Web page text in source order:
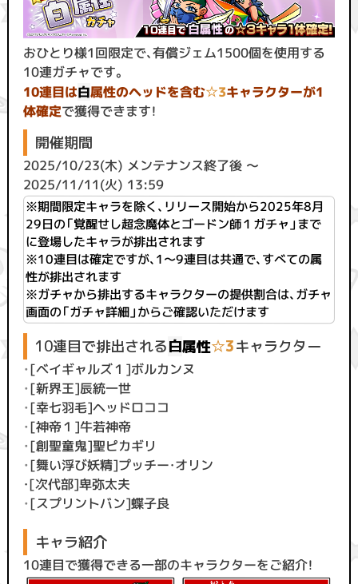
おひとり様1回限定で、有償ジェム1500個を使用する
10連ガチャです。
10連目は白属性のヘッドを含む☆3キャラクターが1
体確定で獲得できます！
開催期間
2025/10/23(木) メンテナンス終了後 ～
2025/11/11(火) 13:59
※期間限定キャラを除く、リリース開始から2025年8月
29日の「覚醒せし超念魔体とゴードン師１ガチャ」まで
に登場したキャラが排出されます
※10連目は確定ですが、1〜9連目は共通で、すべての属
性が排出されます
※ガチャから排出するキャラクターの提供割合は、ガチャ
画面の「ガチャ詳細」からご確認いただけます
10連目で排出される白属性☆3キャラクター
・[ベイギャルズ１]ボルカンヌ
・[新界王]辰統一世
・[幸七羽毛]ヘッドロココ
・[神帝１]牛若神帝
・[創聖童鬼]聖ピカギリ
・[舞い浮び妖精]プッチー・オリン
・[次代部]卑弥太夫
・[スプリントバン]蝶子良
キャラ紹介
10連目で獲得できる一部のキャラクターをご紹介！